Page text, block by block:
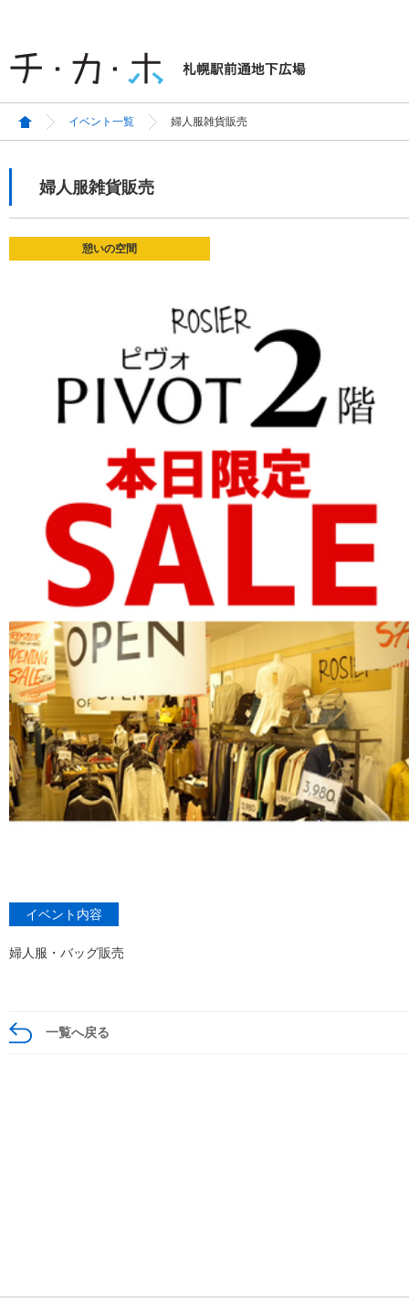
イベント一覧 婦人服雑貨販売
婦人服雑貨販売
憩いの空間
イベント内容
婦人服・バッグ販売
一覧へ戻る